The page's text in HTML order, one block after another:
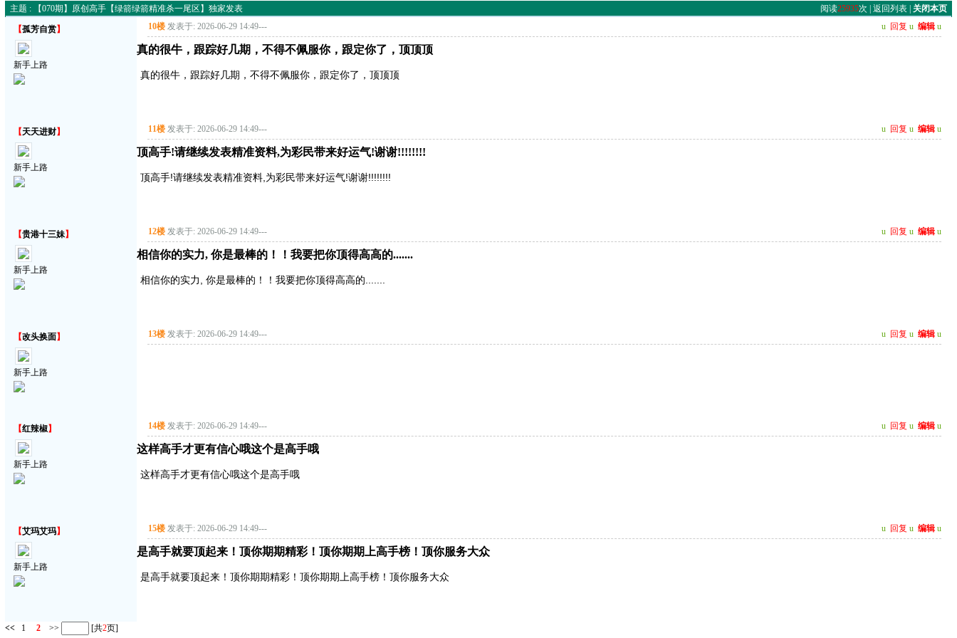
主题 : 【070期】原创高手【绿箭绿箭精准杀一尾区】独家发表 阅读25935次 | 返回列表| 关闭本页
【孤芳自赏】
新手上路
10楼 发表于: 2026-06-29 14:49--- u 回复 u 编辑 u
真的很牛，跟踪好几期，不得不佩服你，跟定你了，顶顶顶
真的很牛，跟踪好几期，不得不佩服你，跟定你了，顶顶顶
【天天进财】
新手上路
11楼 发表于: 2026-06-29 14:49--- u 回复 u 编辑 u
顶高手!请继续发表精准资料,为彩民带来好运气!谢谢!!!!!!!!
顶高手!请继续发表精准资料,为彩民带来好运气!谢谢!!!!!!!!
【贵港十三妹】
新手上路
12楼 发表于: 2026-06-29 14:49--- u 回复 u 编辑 u
相信你的实力, 你是最棒的！！我要把你顶得高高的.......
相信你的实力, 你是最棒的！！我要把你顶得高高的.......
【改头换面】
新手上路
13楼 发表于: 2026-06-29 14:49--- u 回复 u 编辑 u
【红辣椒】
新手上路
14楼 发表于: 2026-06-29 14:49--- u 回复 u 编辑 u
这样高手才更有信心哦这个是高手哦
这样高手才更有信心哦这个是高手哦
【艾玛艾玛】
新手上路
15楼 发表于: 2026-06-29 14:49--- u 回复 u 编辑 u
是高手就要顶起来！顶你期期精彩！顶你期期上高手榜！顶你服务大众
是高手就要顶起来！顶你期期精彩！顶你期期上高手榜！顶你服务大众
<< 1 2 >> [共2页]